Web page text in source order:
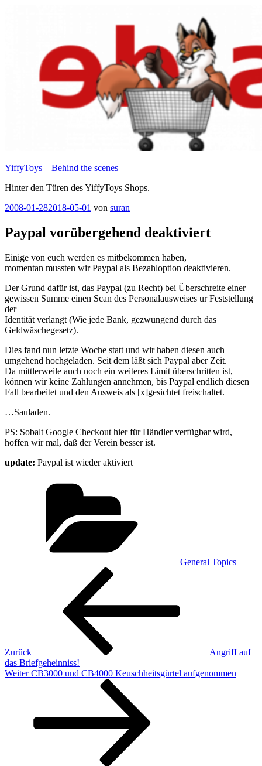
YiffyToys – Behind the scenes
Hinter den Türen des YiffyToys Shops.
Veröffentlicht
2008-01-282018-05-01 von suran
Paypal vorübergehend deaktiviert
Einige von euch werden es mitbekommen haben,
momentan mussten wir Paypal als Bezahloption deaktivieren.
Der Grund dafür ist, das Paypal (zu Recht) bei Überschreite einer
gewissen Summe einen Scan des Personalausweises ur Feststellung
der
Identität verlangt (Wie jede Bank, gezwungend durch das
Geldwäschegesetz).
Dies fand nun letzte Woche statt und wir haben diesen auch
umgehend hochgeladen. Seit dem läßt sich Paypal aber Zeit.
Da mittlerweile auch noch ein weiteres Limit überschritten ist,
können wir keine Zahlungen annehmen, bis Paypal endlich diesen
Fall bearbeitet und den Ausweis als [x]gesichtet freischaltet.
…Sauladen.
PS: Sobalt Google Checkout hier für Händler verfügbar wird,
hoffen wir mal, daß der Verein besser ist.
update: Paypal ist wieder aktiviert
General Topics
Beitragsnavigation
Zurück
Angriff auf
das Briefgeheinniss!
Nächster
Weiter CB3000 und CB4000 Keuschheitsgürtel aufgenommen